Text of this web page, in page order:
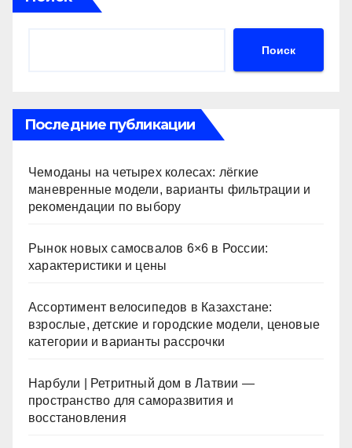
Поиск
Последние публикации
Чемоданы на четырех колесах: лёгкие
маневренные модели, варианты фильтрации и
рекомендации по выбору
Рынок новых самосвалов 6×6 в России:
характеристики и цены
Ассортимент велосипедов в Казахстане:
взрослые, детские и городские модели, ценовые
категории и варианты рассрочки
Нарбули | Ретритный дом в Латвии —
пространство для саморазвития и
восстановления